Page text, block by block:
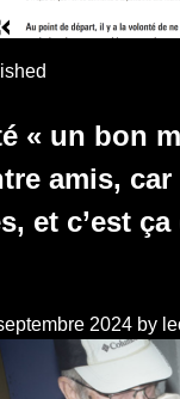
« un bon
amis,
et c’est
2024 by